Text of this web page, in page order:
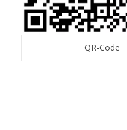
QR-Code